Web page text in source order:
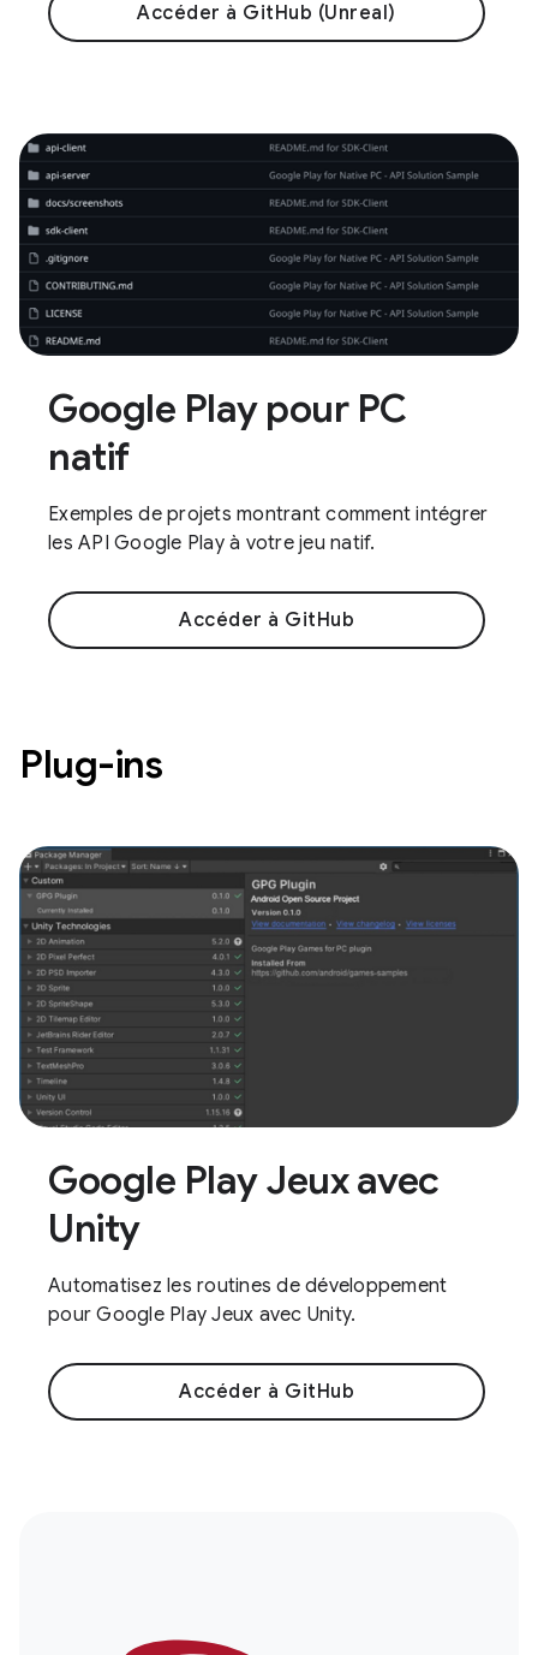
Accéder à GitHub (Unreal)
Google Play pour PC
natif
Exemples de projets montrant comment intégrer
les API Google Play à votre jeu natif.
Accéder à GitHub
Plug-ins
Google Play Jeux avec
Unity
Automatisez les routines de développement
pour Google Play Jeux avec Unity.
Accéder à GitHub